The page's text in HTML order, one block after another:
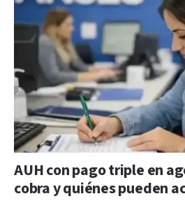
AUH con pago triple en
cobra y quiénes pueden